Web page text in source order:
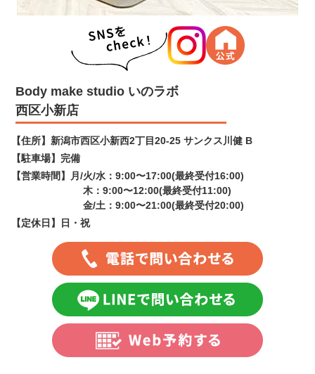
Body make studio いのラボ
西区小新店
【住所】 新潟市西区小新西2丁目20-25 サンクス川健 B
【駐車場】 完備
【営業時間】
月/火/水：9:00〜17:00(最終受付16:00)
木：9:00〜12:00(最終受付11:00)
金/土：9:00〜21:00(最終受付20:00)
【定休日】
日・祝